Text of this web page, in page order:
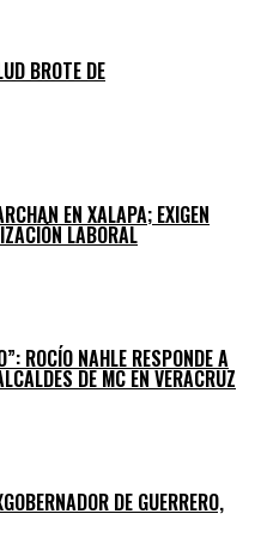
BROTE DE
EN XALAPA; EXIGEN
LABORAL
ROCÍO NAHLE RESPONDE A
DE MC EN VERACRUZ
DE GUERRERO,